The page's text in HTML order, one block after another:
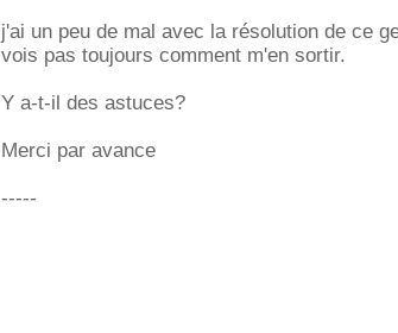
j'ai un peu de mal avec la résolution de ce
vois pas toujours comment m'en sortir.
Y a-t-il des astuces?
Merci par avance
-----